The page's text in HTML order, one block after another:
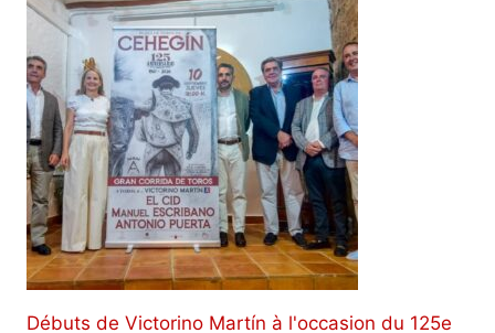
Débuts de Victorino Martín à l'occasion du 125e